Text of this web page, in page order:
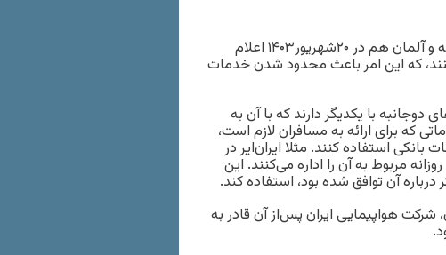
هم‌زمان با آمریکا، بریتانیا و شرکای اروپایی آن یعنی فرانسه و آلمان هم در ۲۰شهریور۱۴۰۳ اعلام
که این امر باعث محدود شدن خدمات
با یکدیگر دارند که با آن به
که برای ارائه به مسافران لازم است،
استفاده کنند. مثلا ایران‌ایر در
مربوط به آن را اداره می‌کنند. این
آن توافق شده بود، استفاده کند.
شرکت هواپیمایی ایران پس‌از آن قادر به